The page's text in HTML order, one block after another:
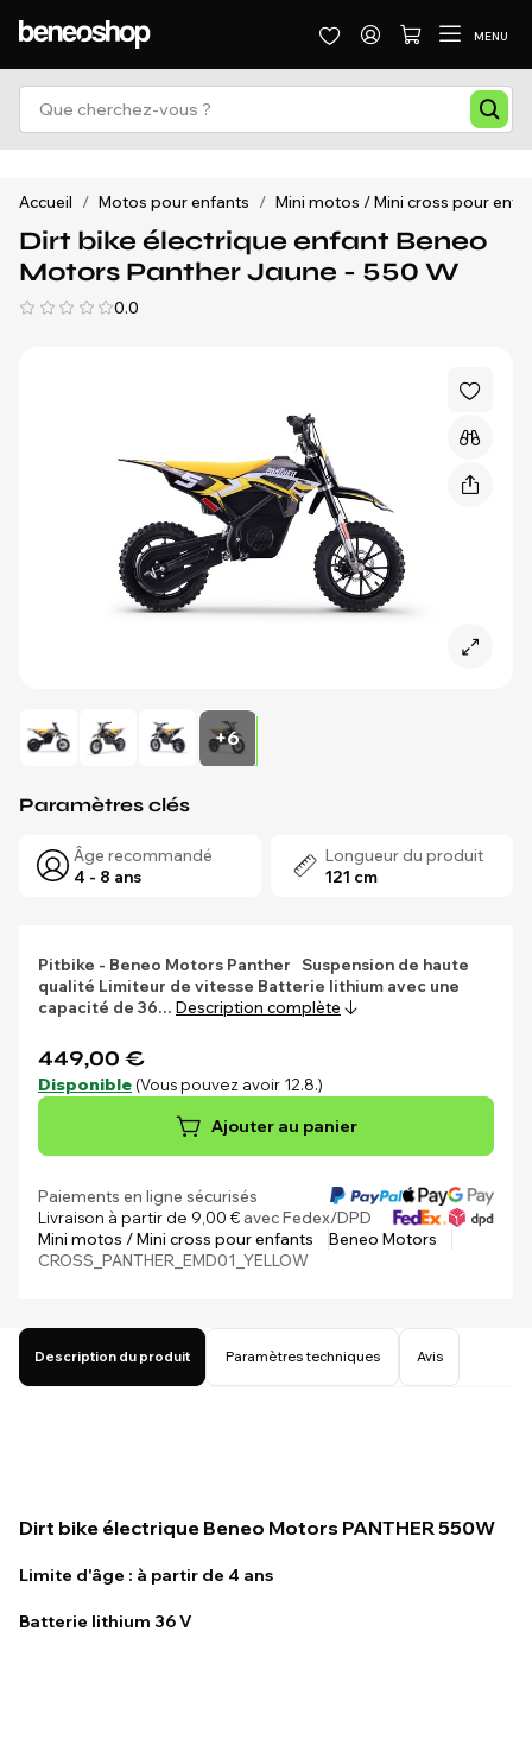
MENU
Accueil / Motos pour enfants / Mini motos / Mini cross pour
Dirt bike électrique enfant Beneo
Motors Panther Jaune - 550 W
0.0
+6
Paramètres clés
Âge recommandé
4 - 8 ans
Longueur du produit
121 cm
Pitbike - Beneo Motors Panther
Suspension de haute
qualité Limiteur de vitesse Batterie lithium avec une
capacité de 36… Description complète
449,00 €
Disponible (Vous pouvez avoir 12.8.)
Ajouter au panier
Paiements en ligne sécurisés
Livraison à partir de 9,00 €avec Fedex/DPD
Mini motos / Mini cross pour enfants
Beneo Motors
CROSS_PANTHER_EMD01_YELLOW
Description du produit Paramètres techniques Avis
Dirt bike électrique Beneo Motors PANTHER 550W
Limite d'âge : à partir de 4 ans
Batterie lithium 36 V